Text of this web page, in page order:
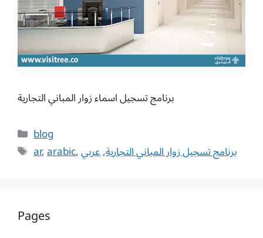
برنامج تسجيل اسماء زوار المباني التجارية
Categories
blog
Tags
ar,arabic, برنامج تسجيل زوار المباني التجارية,عربي
Pages